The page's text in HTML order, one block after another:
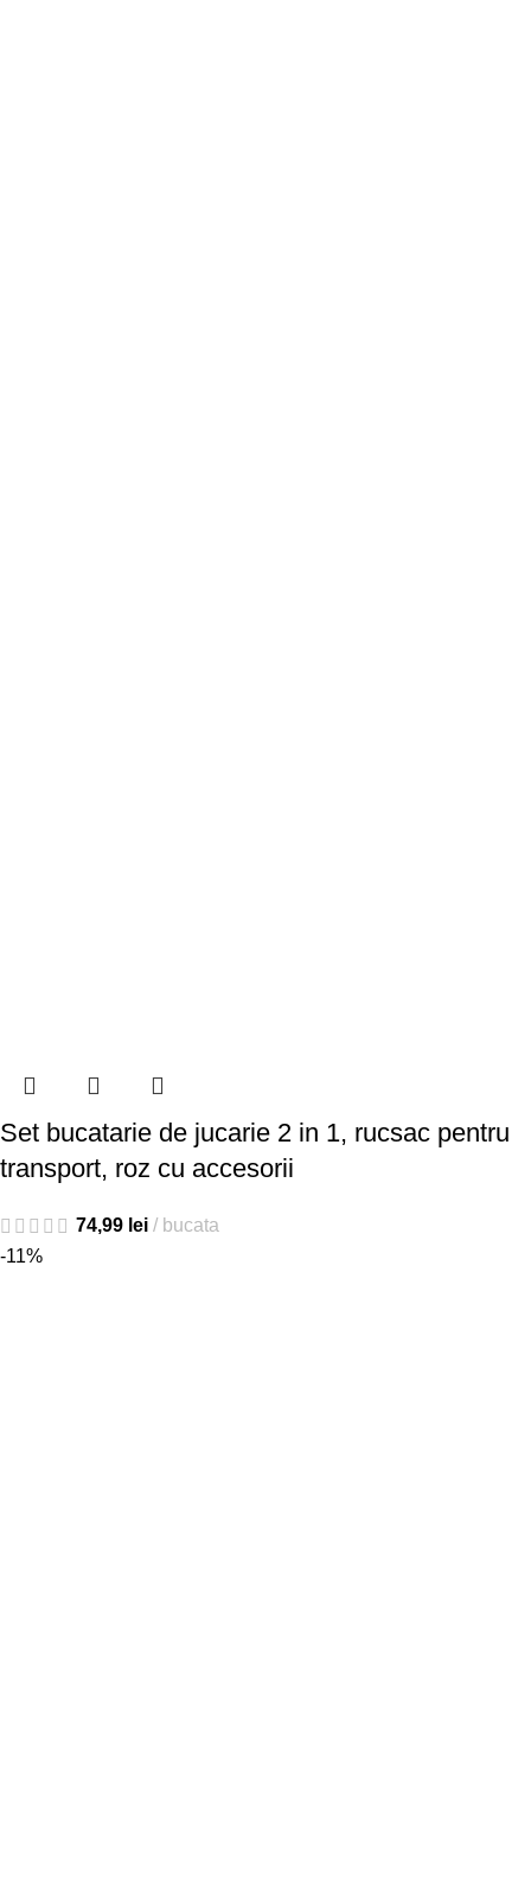
Set bucatarie de jucarie 2 in 1, rucsac pentru
transport, roz cu accesorii
74,99 lei
bucata
-11%